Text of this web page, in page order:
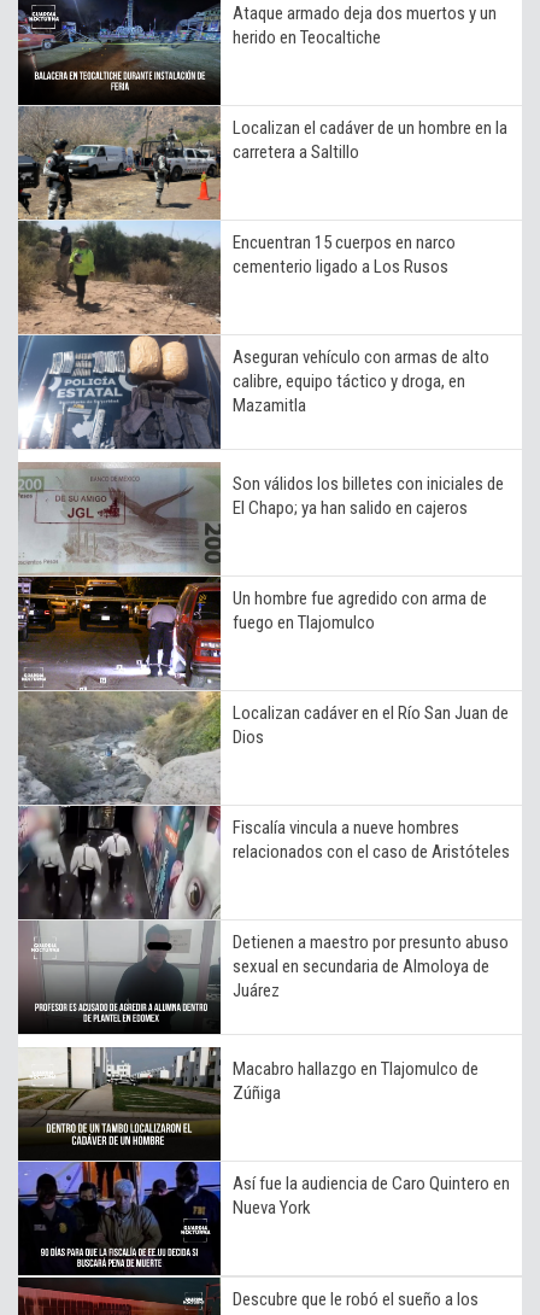
Ataque armado deja dos muertos y un
herido en Teocaltiche
Localizan el cadáver de un hombre en la
carretera a Saltillo
Encuentran 15 cuerpos en narco
cementerio ligado a Los Rusos
Aseguran vehículo con armas de alto
calibre, equipo táctico y droga, en
Mazamitla
Son válidos los billetes con iniciales de
El Chapo; ya han salido en cajeros
Un hombre fue agredido con arma de
fuego en Tlajomulco
Localizan cadáver en el Río San Juan de
Dios
Fiscalía vincula a nueve hombres
relacionados con el caso de Aristóteles
Detienen a maestro por presunto abuso
sexual en secundaria de Almoloya de
Juárez
Macabro hallazgo en Tlajomulco de
Zúñiga
Así fue la audiencia de Caro Quintero en
Nueva York
Descubre que le robó el sueño a los